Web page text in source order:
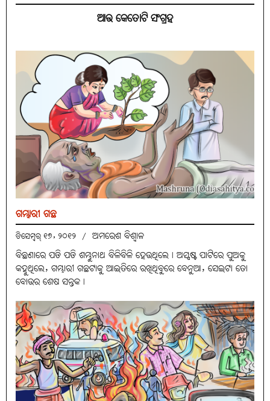
ଆଉ କେତୋଟି ସଂଗ୍ରହ
ଗମ୍ଭାରୀ ଗଛ
ଡିସେମ୍ବର୍ ୧୭, ୨୦୧୨ / ଅମରେଶ ବିଶ୍ବାଳ
ବିଛଣାରେ ପଡି ପଡି ଶମ୍ଭୁନାଥ ବିଳିବିଳି ହେଉଥିଲେ। ଅସ୍ପଷ୍ଟ ପାଟିରେ ପୁଅକୁ
କହୁଥିଲେ, ଗମ୍ଭାରୀ ଗଛଟାକୁ ଆଇତିରେ ରଖିଥିବୁରେ ବେନୁଆ, ସେଇଟା ତୋ
ବୋଉର ଶେଷ ସନ୍ତକ।